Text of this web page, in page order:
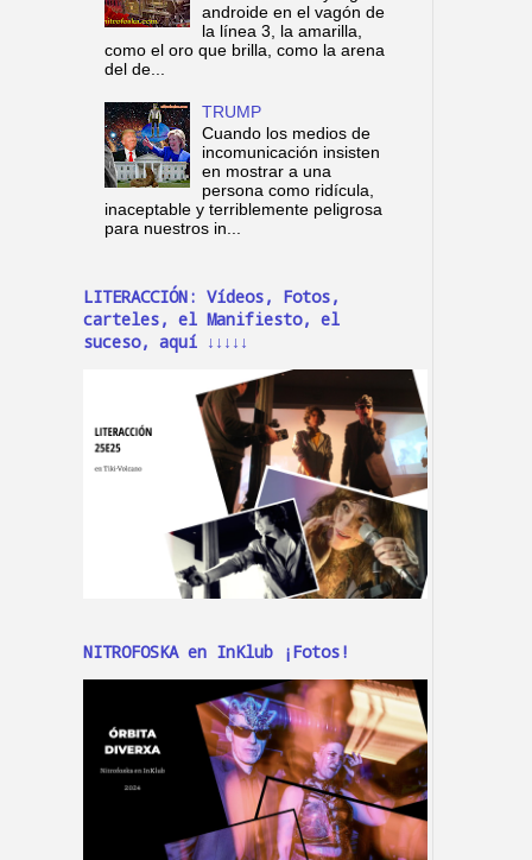
androide en el vagón de
la línea 3, la amarilla,
como el oro que brilla, como la arena
del de...
TRUMP
Cuando los medios de
incomunicación insisten
en mostrar a una
persona como ridícula,
inaceptable y terriblemente peligrosa
para nuestros in...
LITERACCIÓN: Vídeos, Fotos,
carteles, el Manifiesto, el
suceso, aquí ↓↓↓↓↓
NITROFOSKA en InKlub ¡Fotos!